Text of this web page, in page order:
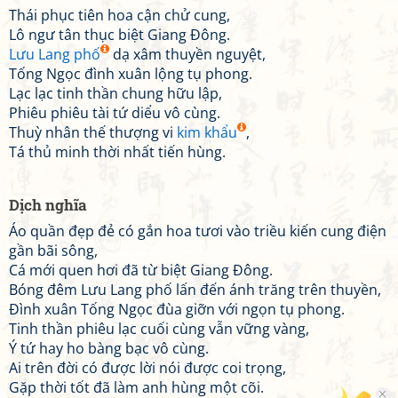
Thái phục tiên hoa cận chử cung,
Lô ngư tân thục biệt Giang Đông.
Lưu Lang phố
dạ xâm thuyền nguyệt,
Tống Ngọc đình xuân lộng tụ phong.
Lạc lạc tinh thần chung hữu lập,
Phiêu phiêu tài tứ diểu vô cùng.
Thuỳ nhân thế thượng vi kim khẩu ,
Tá thủ minh thời nhất tiến hùng.
Dịch nghĩa
Áo quần đẹp đẻ có gắn hoa tươi vào triều kiến cung điện
gần bãi sông,
Cá mới quen hơi đã từ biệt Giang Đông.
Bóng đêm Lưu Lang phố lấn đến ánh trăng trên thuyền,
Đình xuân Tống Ngọc đùa giỡn với ngọn tụ phong.
Tinh thần phiêu lạc cuối cùng vẫn vững vàng,
Ý tứ hay ho bàng bạc vô cùng.
Ai trên đời có được lời nói được coi trọng,
Gặp thời tốt đã làm anh hùng một cõi.